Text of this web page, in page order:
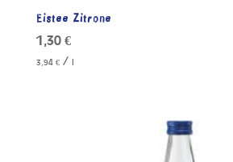
Eistee Zitrone
1,30 €
3,94 €/